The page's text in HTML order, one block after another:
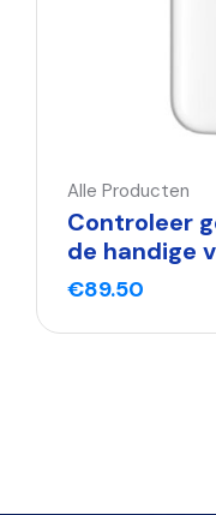
Alle Producten
Controleer
de handige
€89.50